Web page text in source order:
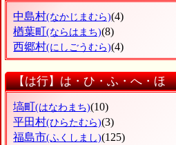
中島村(なかじまむら)(4)
楢葉町(ならはまち)(8)
西郷村(にしごうむら)(4)
【は行】は・ひ・ふ・へ・ほ
塙町(はなわまち)(10)
平田村(ひらたむら)(3)
福島市(ふくしまし)(125)